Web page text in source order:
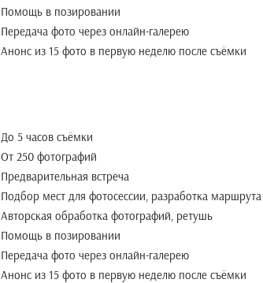
Помощь в позировании
Передача фото через онлайн-галерею
Анонс из 15 фото в первую неделю после съёмки
До 5 часов съёмки
От 250 фотографий
Предварительная встреча
Подбор мест для фотосессии, разработка маршрута
Авторская обработка фотографий, ретушь
Помощь в позировании
Передача фото через онлайн-галерею
Анонс из 15 фото в первую неделю после съёмки